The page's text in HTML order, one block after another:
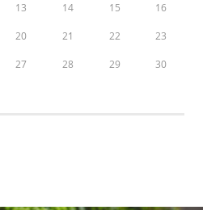
13 14 15 16
20 21 22 23
27 28 29 30